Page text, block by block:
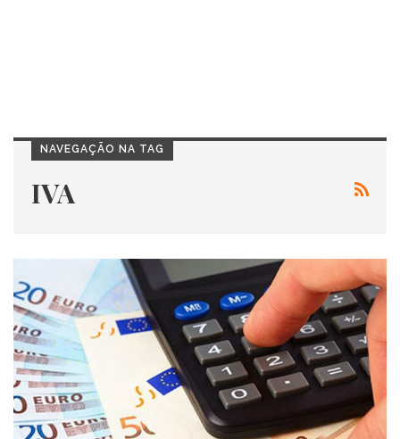
NAVEGAÇÃO NA TAG
IVA